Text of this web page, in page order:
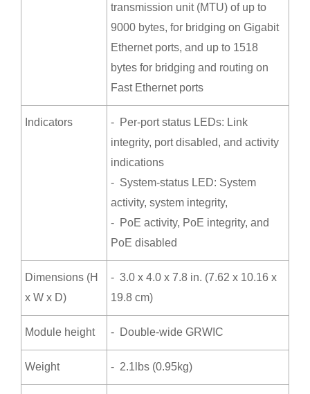
transmission unit (MTU) of up to
9000 bytes, for bridging on Gigabit
Ethernet ports, and up to 1518
bytes for bridging and routing on
Fast Ethernet ports
Indicators
- Per-port status LEDs: Link
integrity, port disabled, and activity
indications
- System-status LED: System
activity, system integrity,
- PoE activity, PoE integrity, and
PoE disabled
Dimensions (H
x W x D)
- 3.0 x 4.0 x 7.8 in. (7.62 x 10.16 x
19.8 cm)
Module height - Double-wide GRWIC
Weight - 2.1lbs (0.95kg)